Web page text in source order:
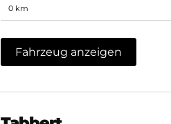
0 km
Fahrzeug anzeigen